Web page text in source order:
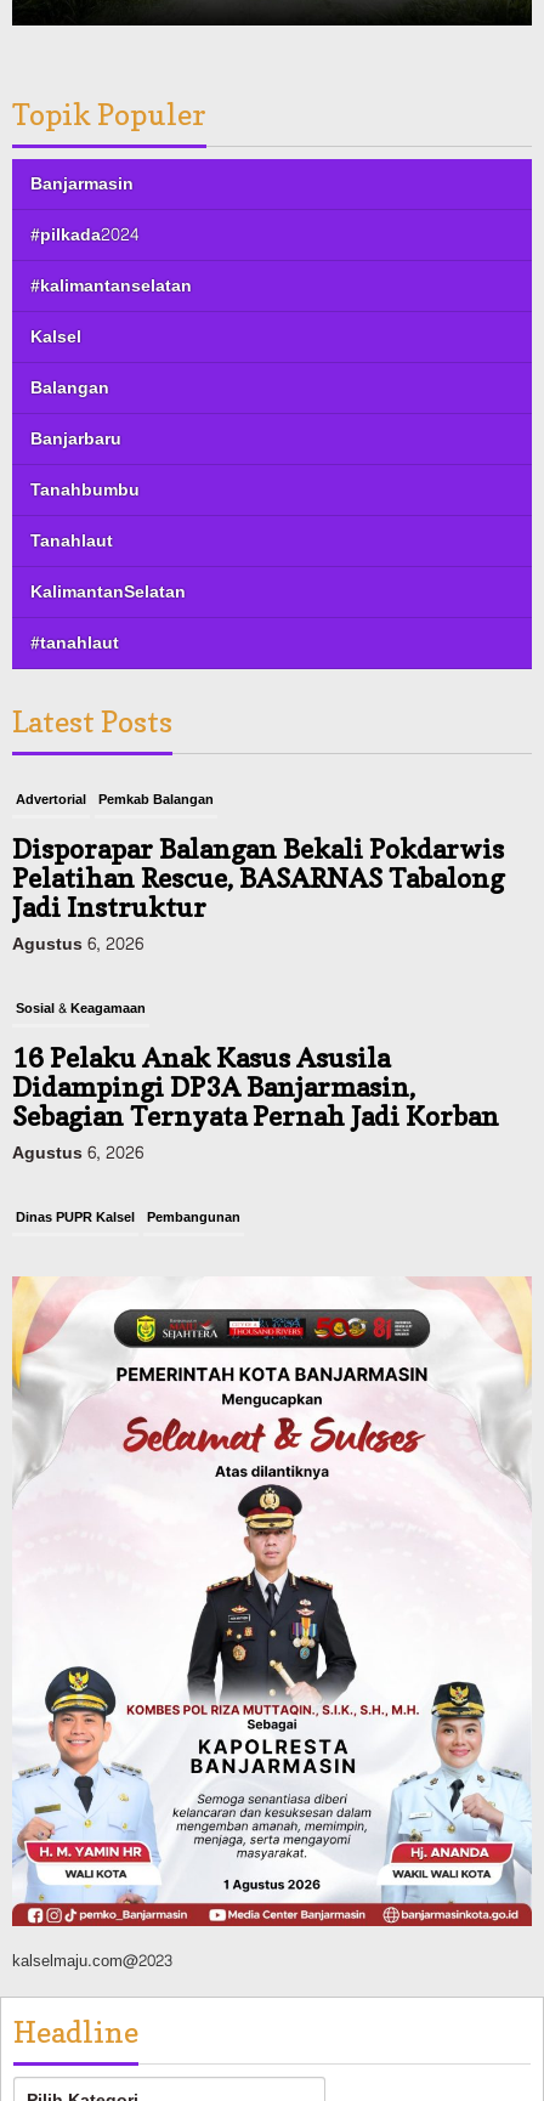
Topik Populer
Banjarmasin
#pilkada2024
#kalimantanselatan
Kalsel
Balangan
Banjarbaru
Tanahbumbu
Tanahlaut
KalimantanSelatan
#tanahlaut
Latest Posts
Advertorial Pemkab Balangan
Disporapar Balangan Bekali Pokdarwis
Pelatihan Rescue, BASARNAS Tabalong
Jadi Instruktur
Agustus 6, 2026
Sosial & Keagamaan
16 Pelaku Anak Kasus Asusila
Didampingi DP3A Banjarmasin,
Sebagian Ternyata Pernah Jadi Korban
Agustus 6, 2026
Dinas PUPR Kalsel Pembangunan
Pemerintah Janji Tingkatkan Fasilitas
Keselamatan Jalan Alternatif
Banjarbaru–Batulicin
Agustus 6, 2026
Dinas Kehutanan Kalsel
Tahura Sultan Adam Sempat Alami
Kebakaran Lahan, Api Berhasil
Dipadamkan, Kadishut Kalsel
Memimpin Langsung Aksi di Lapangan
Advertorial Pemkab Balangan
Silaturahmi ke DPRD Balangan, Kapolres
AKBP Arif Mansyur Perkuat Koordinasi
Keamanan Daerah
Agustus 6, 2026
kalselmaju.com@2023
Headline
Headline